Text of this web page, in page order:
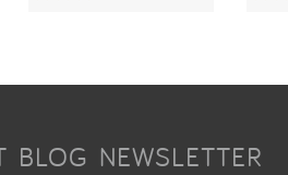
BLOG NEWSLETTER